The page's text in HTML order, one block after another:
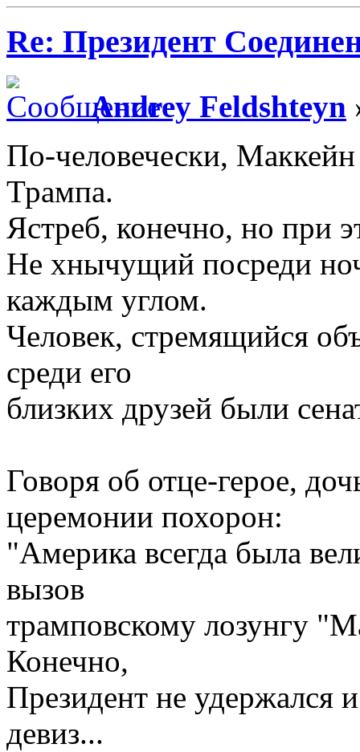
Re: Президент
Andrey Feldshteyn
По-человечески,
Трампа.
Ястреб, конечно, но при
Не хнычущий посреди
каждым углом.
Человек, стремящийся
среди его
близких друзей были
Говоря об отце-герое,
церемонии похорон:
"Америка всегда была
вызов
трамповскому лозунгу
Конечно,
Президент не удержался
девиз...